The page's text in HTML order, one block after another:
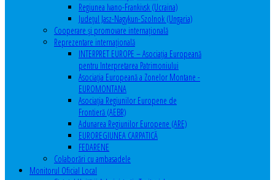
Regiunea Ivano-Frankivsk (Ucraina)
Judeţul Jasz-Nagykun-Szolnok (Ungaria)
Cooperare şi promovare internaţională
Reprezentare internaţională
INTERPRET EUROPE – Asociația Europeană
pentru Interpretarea Patrimoniului
Asociația Europeană a Zonelor Montane -
EUROMONTANA
Asociația Regiunilor Europene de
Frontieră (AEBR)
Adunarea Regiunilor Europene (ARE)
EUROREGIUNEA CARPATICĂ
FEDARENE
Colaborări cu ambasadele
Monitorul Oficial Local